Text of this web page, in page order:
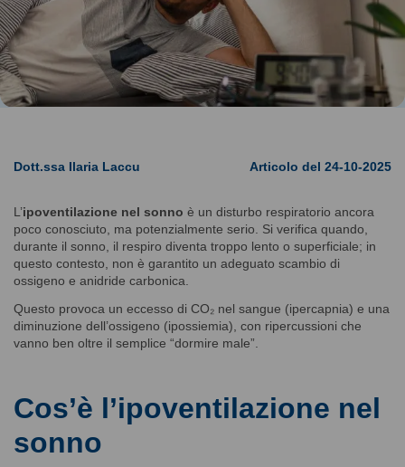
Dott.ssa Ilaria Laccu Articolo del 24-10-2025
L’ipoventilazione nel sonno è un disturbo respiratorio ancora
poco conosciuto, ma potenzialmente serio. Si verifica quando,
durante il sonno, il respiro diventa troppo lento o superficiale; in
questo contesto, non è garantito un adeguato scambio di
ossigeno e anidride carbonica.
Questo provoca un eccesso di CO₂ nel sangue (ipercapnia) e una
diminuzione dell’ossigeno (ipossiemia), con ripercussioni che
vanno ben oltre il semplice “dormire male”.
Cos’è l’ipoventilazione nel
sonno